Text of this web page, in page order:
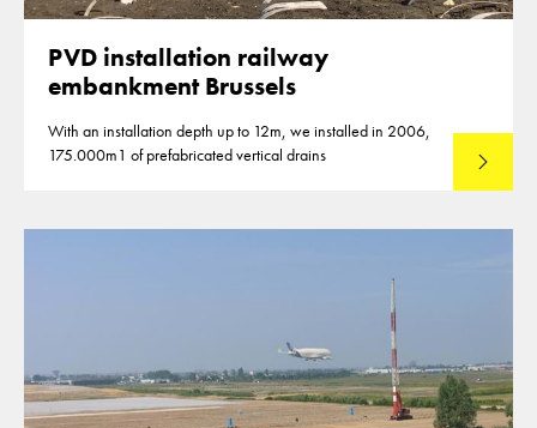
PVD installation railway
embankment Brussels
With an installation depth up to 12m, we installed in 2006,
175.000m1 of prefabricated vertical drains
Lees